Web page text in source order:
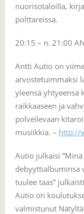
nuorisotaloilla,
polttareissa.
20:15 – n. 21:00
Antti Autio on
arvostetuimmaksi
yleensä yhtyeensä
raikkaaseen ja
polveilevaan
musiikkia. – http://
Autio julkaisi
debyyttialbuminsa
tuulee taas”
Autio on
valmistunut